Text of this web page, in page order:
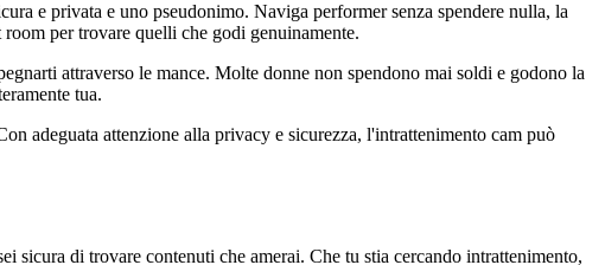
e privata e uno pseudonimo. Naviga performer senza spendere nulla, la
per trovare quelli che godi genuinamente.
attraverso le mance. Molte donne non spendono mai soldi e godono la
tua.
adeguata attenzione alla privacy e sicurezza, l'intrattenimento cam può
di trovare contenuti che amerai. Che tu stia cercando intrattenimento,